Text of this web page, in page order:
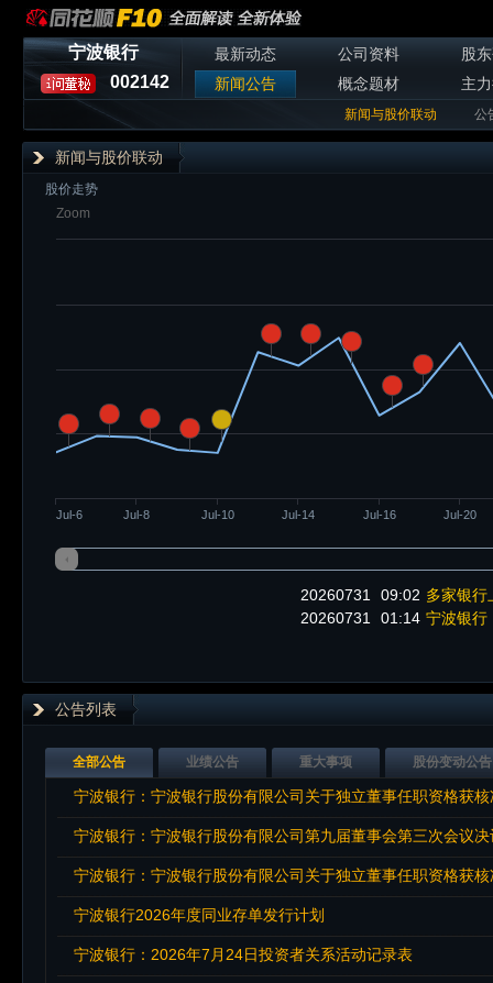
宁波银行
002142
最新动态 公司资料
股
新闻公告
概念题材 主
新闻与股价联动 公
新闻与股价联动
股价走势
Zoom
Jul-6 Jul-8 Jul-10 Jul-14 Jul-16 Jul-20
20260731 09:02 多家银行
20260731
01:14 宁波银行
公告列表
全部公告 业绩公告 重大事项 股份变动公告
宁波银行：宁波银行股份有限公司关于独立董事任职资格获
宁波银行：宁波银行股份有限公司第九届董事会第三次会议
宁波银行：宁波银行股份有限公司关于独立董事任职资格获
宁波银行2026年度同业存单发行计划
宁波银行：2026年7月24日投资者关系活动记录表